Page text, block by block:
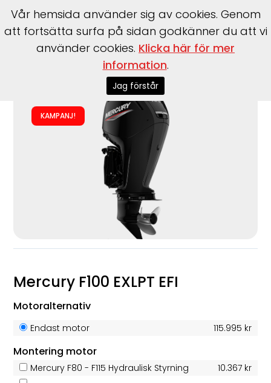
Utombordare>
KAMPANJ!
Mercury F100 EXLPT EFI
Motoralternativ
Endast motor 115.995 kr
Montering motor
Mercury F80 - F115 Hydraulisk Styrning 10.367 kr
Vår hemsida använder sig av cookies. Genom
att fortsätta surfa på sidan godkänner du att vi
använder cookies. Klicka här för mer
information.
Jag förstår